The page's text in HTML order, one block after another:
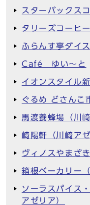
スターバックス
タリーズコーヒ
ふらんす亭ダイ
Café ゆい～と
イオンスタイル
ぐるめ どさんこ
馬渡養蜂場（川
崎陽軒（川崎アゼ
ヴィノスやまざ
箱根ベーカリー
ソーラスパイス
アゼリア）